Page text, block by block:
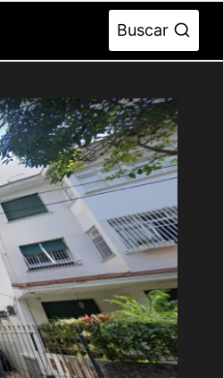
Buscar